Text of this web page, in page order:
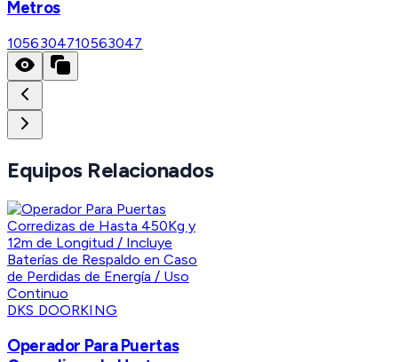
Metros
1056304710563047
Equipos Relacionados
DKS DOORKING
Operador Para Puertas